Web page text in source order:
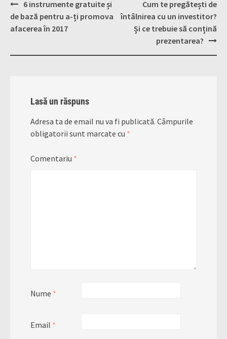
Post
navigation
6 instrumente gratuite și
de bază pentru a-ți promova
afacerea în 2017
Cum te pregătești de
întâlnirea cu un investitor?
Și ce trebuie să conțină
prezentarea?
Lasă un răspuns
Adresa ta de email nu va fi publicată. Câmpurile
obligatorii sunt marcate cu *
Comentariu *
Nume *
Email *